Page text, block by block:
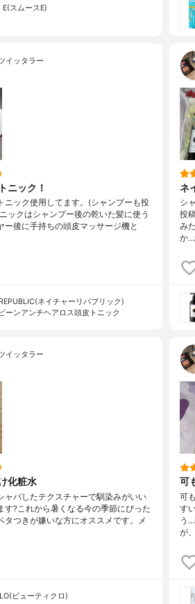
E(スムースE)
イッタラー
ニック！
ニック使用してます。(シャンプーも投
ックはシャンプー後の乾いた髪に使う
ー後に手持ちの頭皮マッサージ機と
ネイチャーリパブリック)
ーンアンチヘアロス頭皮トニック
ネ
シ
投
み
か…
イッタラー
化粧水
ャバしたテクスチャーで馴染みがいい
す?これから暑くなる今の季節にぴった
タつきが嫌いな方にオススメです。メ
ビューティクロ)
可
可
す
う
が